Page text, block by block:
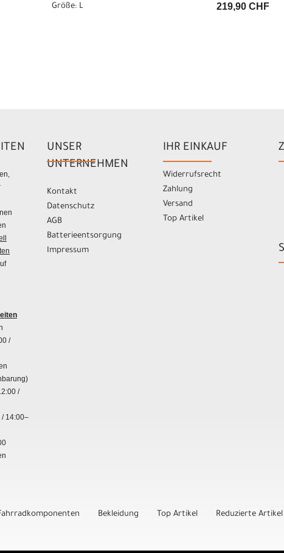
Größe: L
219,90 CHF
/
/
/ 14:00–
UNSER
UNTERNEHMEN
Kontakt
Datenschutz
AGB
Batterieentsorgung
Impressum
IHR EINKAUF
Widerrufsrecht
Zahlung
Versand
Top Artikel
Bekleidung Top Artikel Reduzierte Artikel